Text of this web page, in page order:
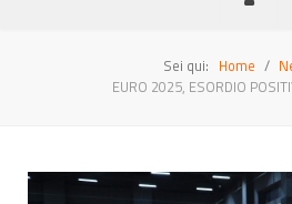
Sei qui: Home
EURO 2025, ESORDIO